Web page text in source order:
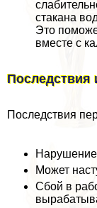
стакана
Это
вместе с
Последствия
Последствия
Нарушение
Может
Сбой в